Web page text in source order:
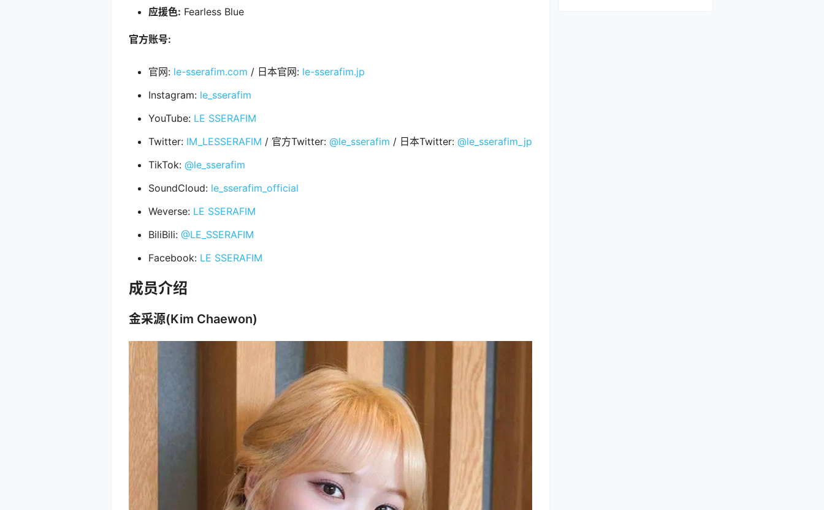
应援色: Fearless Blue
官方账号:
官网: le-sserafim.com / 日本官网: le-sserafim.jp
Instagram: le_sserafim
YouTube: LE SSERAFIM
Twitter: IM_LESSERAFIM / 官方Twitter: @le_sserafim / 日本Twitter: @le_sserafim_jp
TikTok: @le_sserafim
SoundCloud: le_sserafim_official
Weverse: LE SSERAFIM
BiliBili: @LE_SSERAFIM
Facebook: LE SSERAFIM
成员介绍
金采源(Kim Chaewon)